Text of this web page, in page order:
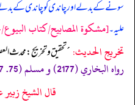
سونے کے بدلے اور چاندی کو چاندی کے
علیہ۔[مشكوة المصابيح/كتاب البيوع/
تخریج الحدیث: ´تحقيق و تخريج: محدث
رواه البخاري (2177) و مسلم (75. 77 /1584)»
قال الشيخ زبير